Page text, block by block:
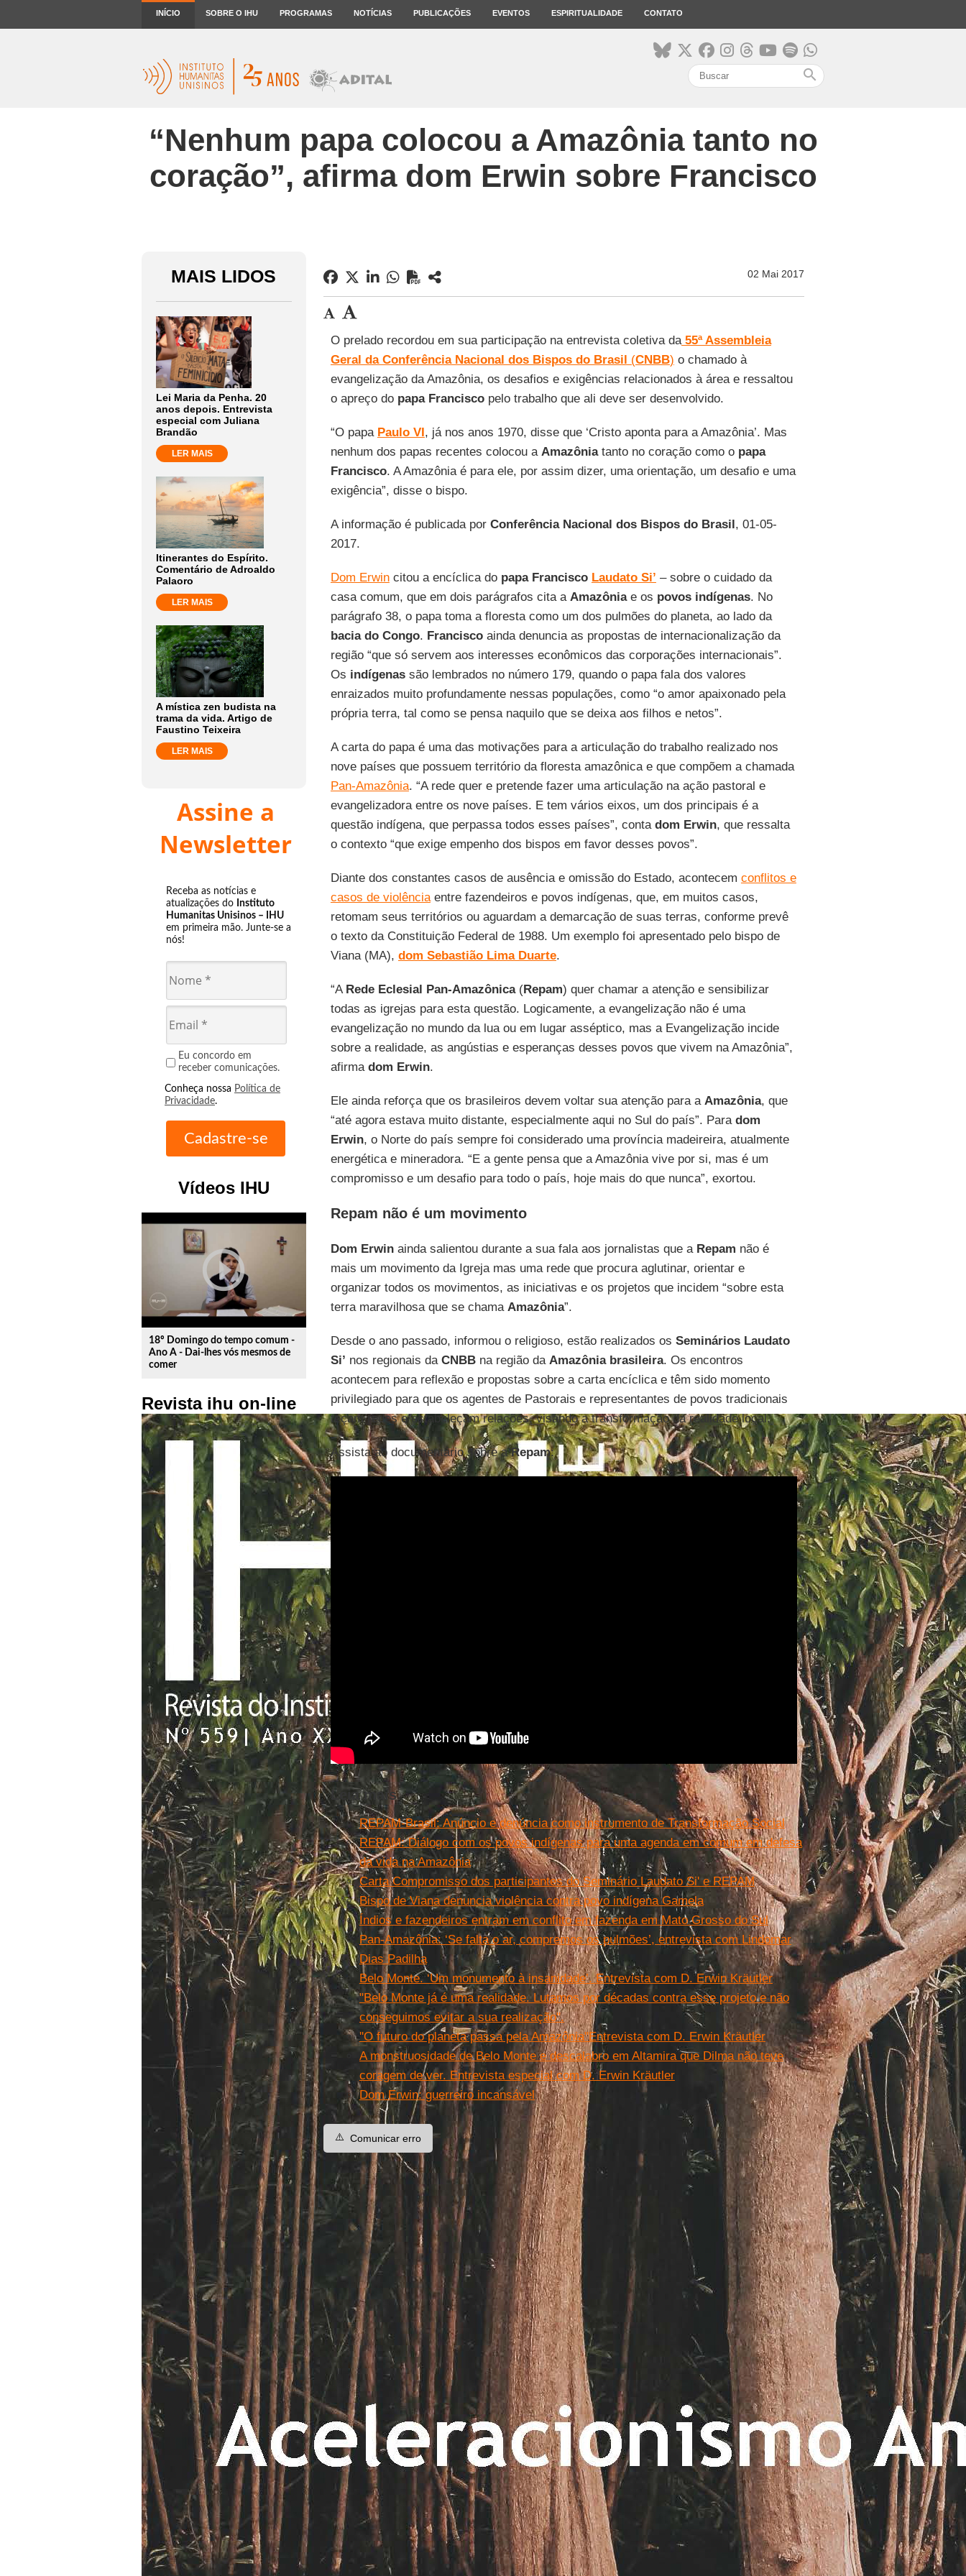
INÍCIO SOBRE O IHU PROGRAMAS NOTÍCIAS PUBLICAÇÕES EVENTOS ESPIRITUALIDADE CONTATO
search
“Nenhum papa colocou a Amazônia tanto no
coração”, afirma dom Erwin sobre Francisco
MAIS LIDOS
Lei Maria da Penha. 20
anos depois. Entrevista
especial com Juliana
Brandão
LER MAIS
Itinerantes do Espírito.
Comentário de Adroaldo
Palaoro
LER MAIS
A mística zen budista na
trama da vida. Artigo de
Faustino Teixeira
LER MAIS
Assine a
Newsletter
Receba as notícias e
atualizações do Instituto
Humanitas Unisinos – IHU
em primeira mão. Junte-se a
nós!
Eu concordo em
receber comunicações.
Conheça nossa Política de
Privacidade.
Vídeos IHU
play_circle_outline
18º Domingo do tempo comum -
Ano A - Dai-lhes vós mesmos de
comer
Revista ihu on-line
02 Mai 2017
O prelado recordou em sua participação na entrevista coletiva da55ª Assembleia
Geral da Conferência Nacional dos Bispos do Brasil (CNBB) o chamado à
evangelização da Amazônia, os desafios e exigências relacionados à área e ressaltou
o apreço do papa Franciscopelo trabalho que ali deve ser desenvolvido.
“O papa Paulo VI, já nos anos 1970, disse que ‘Cristo aponta para a Amazônia’. Mas
nenhum dos papas recentes colocou a Amazôniatanto no coração como o papa
Francisco. A Amazônia é para ele, por assim dizer, uma orientação, um desafio e uma
exigência”, disse o bispo.
A informação é publicada por Conferência Nacional dos Bispos do Brasil, 01-05-
2017.
Dom Erwincitou a encíclica do papa Francisco Laudato Si’ – sobre o cuidado da
casa comum, que em dois parágrafos cita a Amazôniae os povos indígenas. No
parágrafo 38, o papa toma a floresta como um dos pulmões do planeta, ao lado da
bacia do Congo. Franciscoainda denuncia as propostas de internacionalização da
região “que só servem aos interesses econômicos das corporações internacionais”.
Os indígenassão lembrados no número 179, quando o papa fala dos valores
enraizados muito profundamente nessas populações, como “o amor apaixonado pela
própria terra, tal como se pensa naquilo que se deixa aos filhos e netos”.
A carta do papa é uma das motivações para a articulação do trabalho realizado nos
nove países que possuem território da floresta amazônica e que compõem a chamada
Pan-Amazônia. “A rede quer e pretende fazer uma articulação na ação pastoral e
evangelizadora entre os nove países. E tem vários eixos, um dos principais é a
questão indígena, que perpassa todos esses países”, conta dom Erwin, que ressalta
o contexto “que exige empenho dos bispos em favor desses povos”.
Diante dos constantes casos de ausência e omissão do Estado, acontecem conflitos e
casos de violênciaentre fazendeiros e povos indígenas, que, em muitos casos,
retomam seus territórios ou aguardam a demarcação de suas terras, conforme prevê
o texto da Constituição Federal de 1988. Um exemplo foi apresentado pelo bispo de
Viana (MA), dom Sebastião Lima Duarte.
“A Rede Eclesial Pan-Amazônica(Repam) quer chamar a atenção e sensibilizar
todas as igrejas para esta questão. Logicamente, a evangelização não é uma
evangelização no mundo da lua ou em lugar asséptico, mas a Evangelização incide
sobre a realidade, as angústias e esperanças desses povos que vivem na Amazônia”,
afirma dom Erwin.
Ele ainda reforça que os brasileiros devem voltar sua atenção para a Amazônia, que
“até agora estava muito distante, especialmente aqui no Sul do país”. Paradom
Erwin, o Norte do país sempre foi considerado uma província madeireira, atualmente
energética e mineradora. “E a gente pensa que a Amazônia vive por si, mas é um
compromisso e um desafio para todo o país, hoje mais do que nunca”, exortou.
Repam não é um movimento
Dom Erwinainda salientou durante a sua fala aos jornalistas que a Repam não é
mais um movimento da Igreja mas uma rede que procura aglutinar, orientar e
organizar todos os movimentos, as iniciativas e os projetos que incidem “sobre esta
terra maravilhosa que se chama Amazônia”.
Desde o ano passado, informou o religioso, estão realizados os Seminários Laudato
Si’ nos regionais da CNBBna região da Amazônia brasileira. Os encontros
acontecem para reflexão e propostas sobre a carta encíclica e têm sido momento
privilegiado para que os agentes de Pastorais e representantes de povos tradicionais
teçam redes e estabeleçam relações, visando a transformação da realidade local.
Assista ao documentário sobre aRepam:
Leia mais
REPAM-Brasil: Anúncio e denúncia como instrumento de Transformação Social
REPAM: Diálogo com os povos indígenas para uma agenda em comum em defesa
da vida na Amazônia
Carta Compromisso dos participantes do Seminário Laudato Si' e REPAM
Bispo de Viana denuncia violência contra povo indígena Gamela
Índios e fazendeiros entram em conflito em fazenda em Mato Grosso do Sul
Pan-Amazônia: ‘Se falta o ar, compremos os pulmões’, entrevista com Lindomar
Dias Padilha
Belo Monte. ‘Um monumento à insanidade’. Entrevista com D. Erwin Kräutler
"Belo Monte já é uma realidade. Lutamos por décadas contra esse projeto e não
conseguimos evitar a sua realização".
''O futuro do planeta passa pela Amazônia''Entrevista com D. Erwin Kräutler
A monstruosidade de Belo Monte e descalabro em Altamira que Dilma não teve
coragem de ver. Entrevista especial com D. Erwin Kräutler
Dom Erwin: guerreiro incansável
⚠️ Comunicar erro